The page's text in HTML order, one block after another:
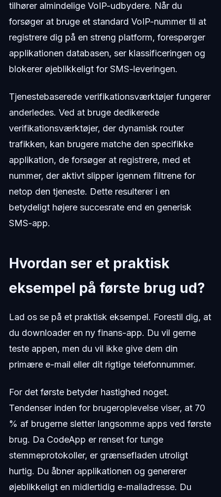
tilhører almindelige VoIP-udbydere. Når du
forsøger at bruge et standard VoIP-nummer til at
registrere dig på en streng platform, forespørger
applikationen databasen, ser klassificeringen og
blokerer øjeblikkeligt for SMS-leveringen.
Tjenestebaserede verifikationsværktøjer fungerer
anderledes. Ved at bruge dedikerede
verifikationsværktøjer, der dynamisk router
trafikken, kan brugere matche den specifikke
applikation, de forsøger at registrere, med et
nummer, der aktivt slipper igennem filtrene for
netop den tjeneste. Dette resulterer i en
betydeligt højere succesrate end en generisk
SMS-app.
Hvordan ser et praktisk
eksempel på første brug ud?
Lad os se på et praktisk eksempel. Forestil dig, at
du downloader en ny finans-app. Du vil gerne
teste appen, men du vil ikke give dem din
primære e-mail eller dit rigtige telefonnummer.
For det første betyder hastighed noget.
Tendenser inden for brugeroplevelse viser, at 70
% af brugerne sletter langsomme apps ved første
brug. Da CodeApp er renset for tunge
stemmeprotokoller, er grænsefladen utroligt
hurtig. Du åbner applikationen og genererer
øjeblikkeligt en midlertidig e-mailadresse. Du